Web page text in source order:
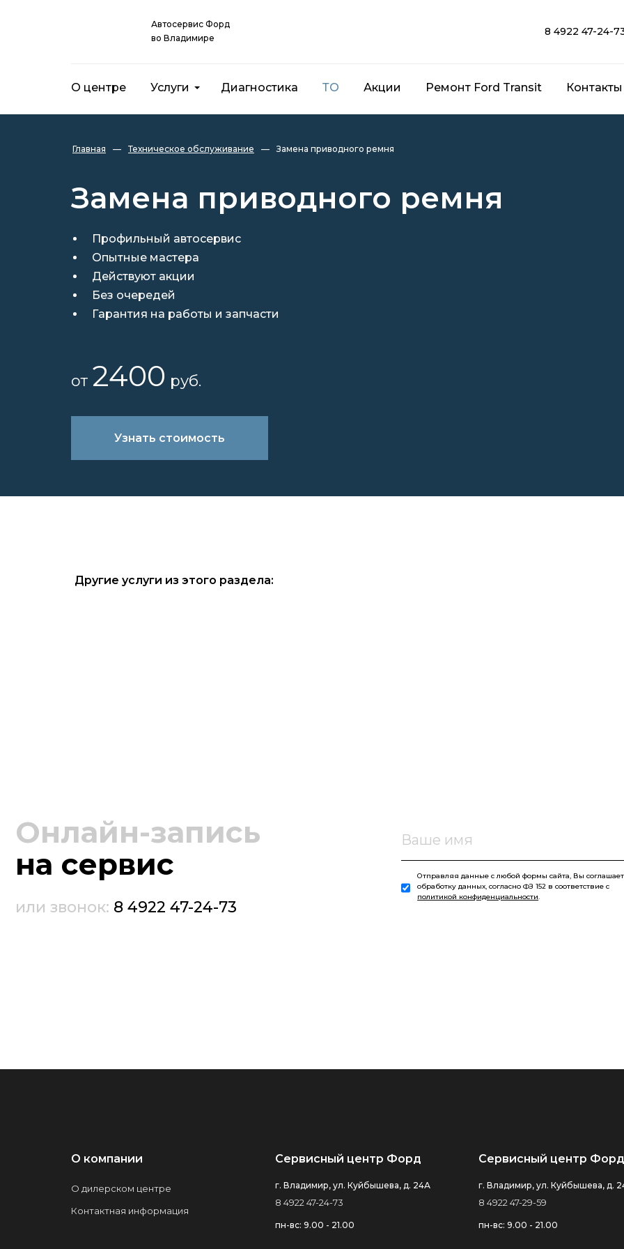
Автосервис Форд
во Владимире
8 4922 47-24-
О центре Услуги Диагностика ТО Акции Ремонт Ford Transit Контакты
Главная — Техническое обслуживание — Замена приводного ремня
Замена приводного ремня
Профильный автосервис
Опытные мастера
Действуют акции
Без очередей
Гарантия на работы и запчасти
от 2400 руб.
Узнать стоимость
Другие услуги из этого раздела:
Онлайн-запись
на сервис
или звонок: 8 4922 47-24-73
Отправляя данные с любой формы сайта, Вы
обработку данных, согласно ФЗ 152 в соответствие с
политикой конфиденциальности.
О компании
О дилерском центре
Контактная информация
Сервисный центр Форд
г. Владимир, ул. Куйбышева, д. 24А
8 4922 47-24-73
пн-вс: 9.00 - 21.00
Сервисный центр
г. Владимир, ул. Куйбышева, д.
8 4922 47-29-59
пн-вс: 9.00 - 21.00